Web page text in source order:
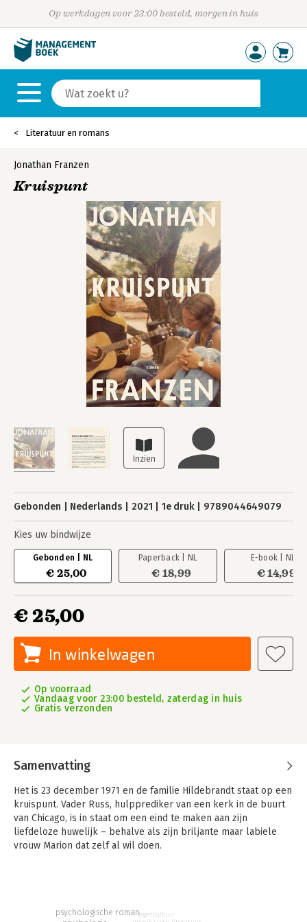
Op werkdagen voor 23:00 besteld, morgen in huis
Literatuur en romans
Jonathan Franzen
Kruispunt
Gebonden Nederlands 2021 1e druk 9789044649079
Kies uw bindwijze
Gebonden | NL
€ 25,00
Paperback | NL
€ 18,99
E-book | NL
€ 14,99
€ 25,00
In winkelwagen
Op voorraad
Vandaag voor 23:00 besteld, zaterdag in huis
Gratis verzonden
Samenvatting
Het is 23 december 1971 en de familie Hildebrandt staat op een
kruispunt. Vader Russ, hulpprediker van een kerk in de buurt
van Chicago, is in staat om een eind te maken aan zijn
liefdeloze huwelijk – behalve als zijn briljante maar labiele
vrouw Marion dat zelf al wil doen.
de tegencultuur van haar tijd, terwijl hun jongere broer Perry
psychologische romantegencultuur